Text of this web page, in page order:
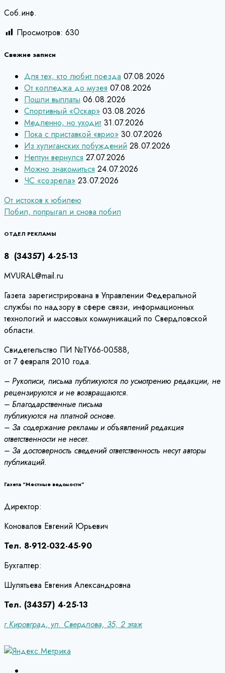
Соб.инф.
Просмотров: 630
Свежие записи
Для тех, кто любит поезда 07.08.2026
От колледжа до музея 07.08.2026
Пошли выплаты 06.08.2026
Спортивный «Оскар» 03.08.2026
Медленно, но уходит 31.07.2026
Пока с приставкой «врио» 30.07.2026
Из хулиганских побуждений 28.07.2026
Нептун вернулся 27.07.2026
Можно знакомиться 24.07.2026
ЧС «созрела» 23.07.2026
Навигация
по
записям
От истоков к юбилею
Побил, попрыгал и снова побил
ОТДЕЛ РЕКЛАМЫ
8 (34357) 4-25-13
MVURAL@mail.ru
Газета зарегистрирована в Управлении Федеральной
службы по надзору в сфере связи, информационных
технологий и массовых коммуникаций по Свердловской
области.
Свидетельство ПИ №ТУ66-00588,
от 7 февраля 2010 года.
– Рукописи, письма публикуются по усмотрению редакции, не
рецензируются и не возвращаются.
– Благодарственные письма
публикуются на платной основе.
– За содержание рекламы и объявлений редакция
ответственности не несет.
– За достоверность сведений ответственность несут авторы
публикаций.
Газета “Местные ведомости”
Директор:
Коновалов Евгений Юрьевич
Тел. 8-912-032-45-90
Бухгалтер:
Шулятьева Евгения Александровна
Тел. (34357) 4-25-13
г.Кировград, ул. Свердлова, 35, 2 этаж